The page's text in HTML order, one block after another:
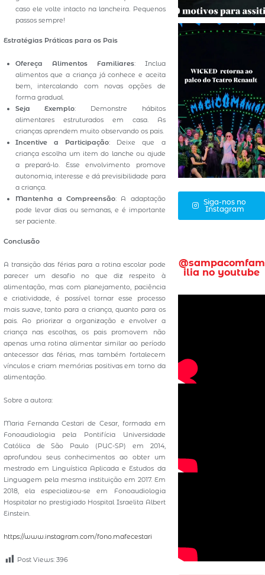
caso ele volte intacto na lancheira. Pequenos
passos sempre!
Estratégias Práticas para os Pais
Ofereça Alimentos Familiares: Inclua
alimentos que a criança já conhece e aceita
bem, intercalando com novas opções de
forma gradual.
Seja Exemplo: Demonstre hábitos
alimentares estruturados em casa. As
crianças aprendem muito observando os pais.
Incentive a Participação: Deixe que a
criança escolha um item do lanche ou ajude
a prepará-lo. Esse envolvimento promove
autonomia, interesse e dá previsibilidade para
a criança.
Mantenha a Compreensão: A adaptação
pode levar dias ou semanas, e é importante
ser paciente.
Conclusão
A transição das férias para a rotina escolar pode
parecer um desafio no que diz respeito à
alimentação, mas com planejamento, paciência
e criatividade, é possível tornar esse processo
mais suave, tanto para a criança, quanto para os
pais. Ao priorizar a organização e envolver a
criança nas escolhas, os pais promovem não
apenas uma rotina alimentar similar ao período
antecessor das férias, mas também fortalecem
vínculos e criam memórias positivas em torno da
alimentação.
Sobre a autora:
Maria Fernanda Cestari de Cesar, formada em
Fonoaudiologia pela Pontifícia Universidade
Católica de São Paulo (PUC-SP) em 2014,
aprofundou seus conhecimentos ao obter um
mestrado em Linguística Aplicada e Estudos da
Linguagem pela mesma instituição em 2017. Em
2018, ela especializou-se em Fonoaudiologia
Hospitalar no prestigiado Hospital Israelita Albert
Einstein.
https://www.instagram.com/fono.mafecestari
Post Views: 396
Siga-nos no
Instagram
@sampacomfam
ilia no youtube